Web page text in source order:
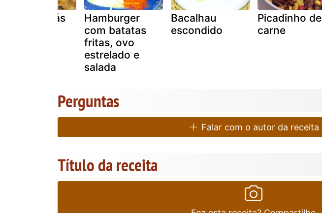
à brás
Hamburger
com batatas
fritas, ovo
estrelado e
salada
Bacalhau
escondido
Picadinho de
carne
Perguntas
Falar com o autor da receita
Título da receita